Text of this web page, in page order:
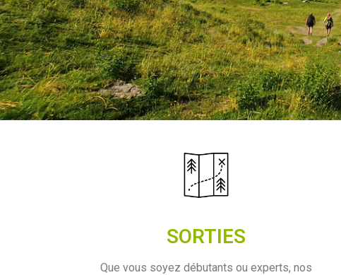
SORTIES
Que vous soyez débutants ou experts, nos